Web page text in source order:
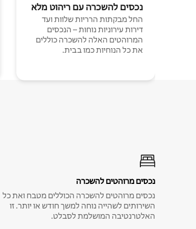
נכסים להשכרה עם ריהוט מלא
החל מבקתות הרריות שלוות ועד
דירות עירוניות נוחות – הנכסים
המרוהטים האלה להשכרה כוללים
את כל הנוחיות כמו בבית.
נכסים מרוהטים להשכרה
נכסים מרוהטים להשכרה הכוללים מטבח ואת כל
השירותים לשהייה נוחה למשך חודש או יותר. זו
האלטרנטיבה המושלמת לסבלט.